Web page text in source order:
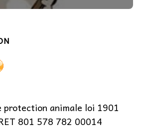
protection animale loi 1901
801 578 782 00014